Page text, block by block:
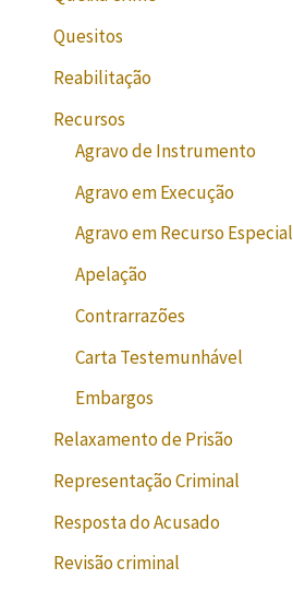
Quesitos
Reabilitação
Recursos
Agravo de Instrumento
Agravo em Execução
Agravo em Recurso Especial
Apelação
Contrarrazões
Carta Testemunhável
Embargos
Relaxamento de Prisão
Representação Criminal
Resposta do Acusado
Revisão criminal